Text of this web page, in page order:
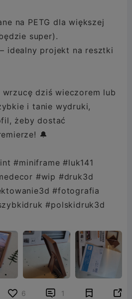
na PETG dla większej
super).
idealny projekt na resztki
wrzucę dziś wieczorem lub
i tanie wydruki,
żeby dostać
🔔
#miniframe #luk141
#wip #druk3d
#fotografia
#polskidruk3d
6  1 